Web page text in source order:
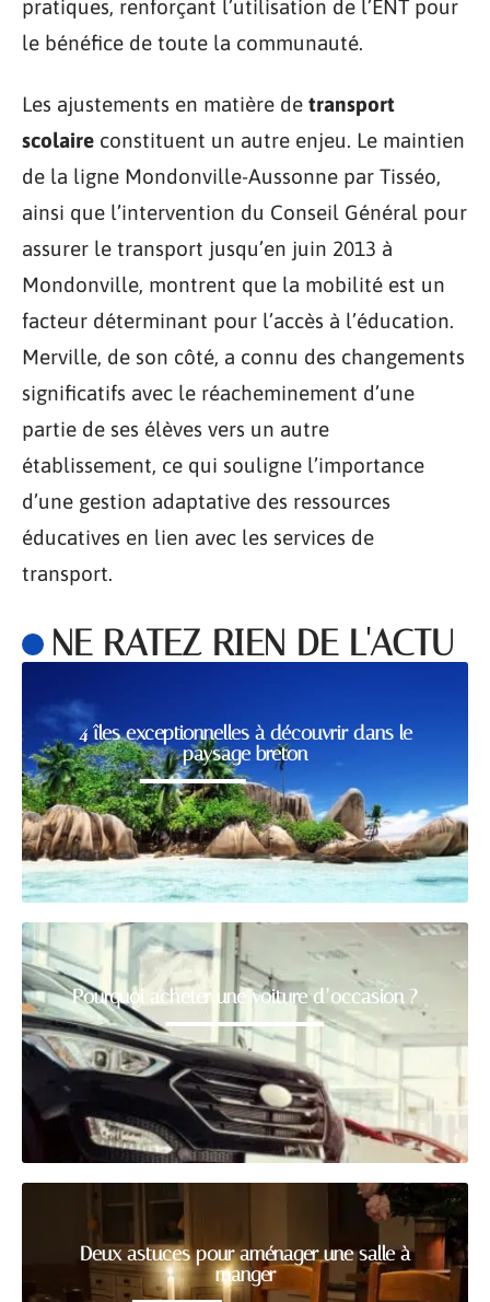
pratiques, renforçant l’utilisation de l’ENT pour
le bénéfice de toute la communauté.
Les ajustements en matière de transport
scolaire constituent un autre enjeu. Le maintien
de la ligne Mondonville-Aussonne par Tisséo,
ainsi que l’intervention du Conseil Général pour
assurer le transport jusqu’en juin 2013 à
Mondonville, montrent que la mobilité est un
facteur déterminant pour l’accès à l’éducation.
Merville, de son côté, a connu des changements
significatifs avec le réacheminement d’une
partie de ses élèves vers un autre
établissement, ce qui souligne l’importance
d’une gestion adaptative des ressources
éducatives en lien avec les services de
transport.
NE RATEZ RIEN DE L'ACTU
4 îles exceptionnelles à découvrir dans le
paysage breton
Pourquoi acheter une voiture d’occasion ?
Deux astuces pour aménager une salle à
manger